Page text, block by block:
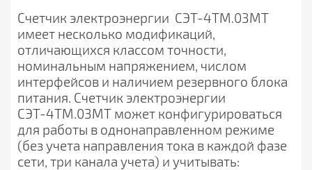
Счетчик электроэнергии СЭТ-4ТМ.03МТ
имеет несколько модификаций,
отличающихся классом точности,
номинальным напряжением, числом
интерфейсов и наличием резервного блока
питания. Счетчик электроэнергии
СЭТ-4ТМ.03МТ может конфигурироваться
для работы в однонаправленном режиме
(без учета направления тока в каждой фазе
сети, три канала учета) и учитывать: